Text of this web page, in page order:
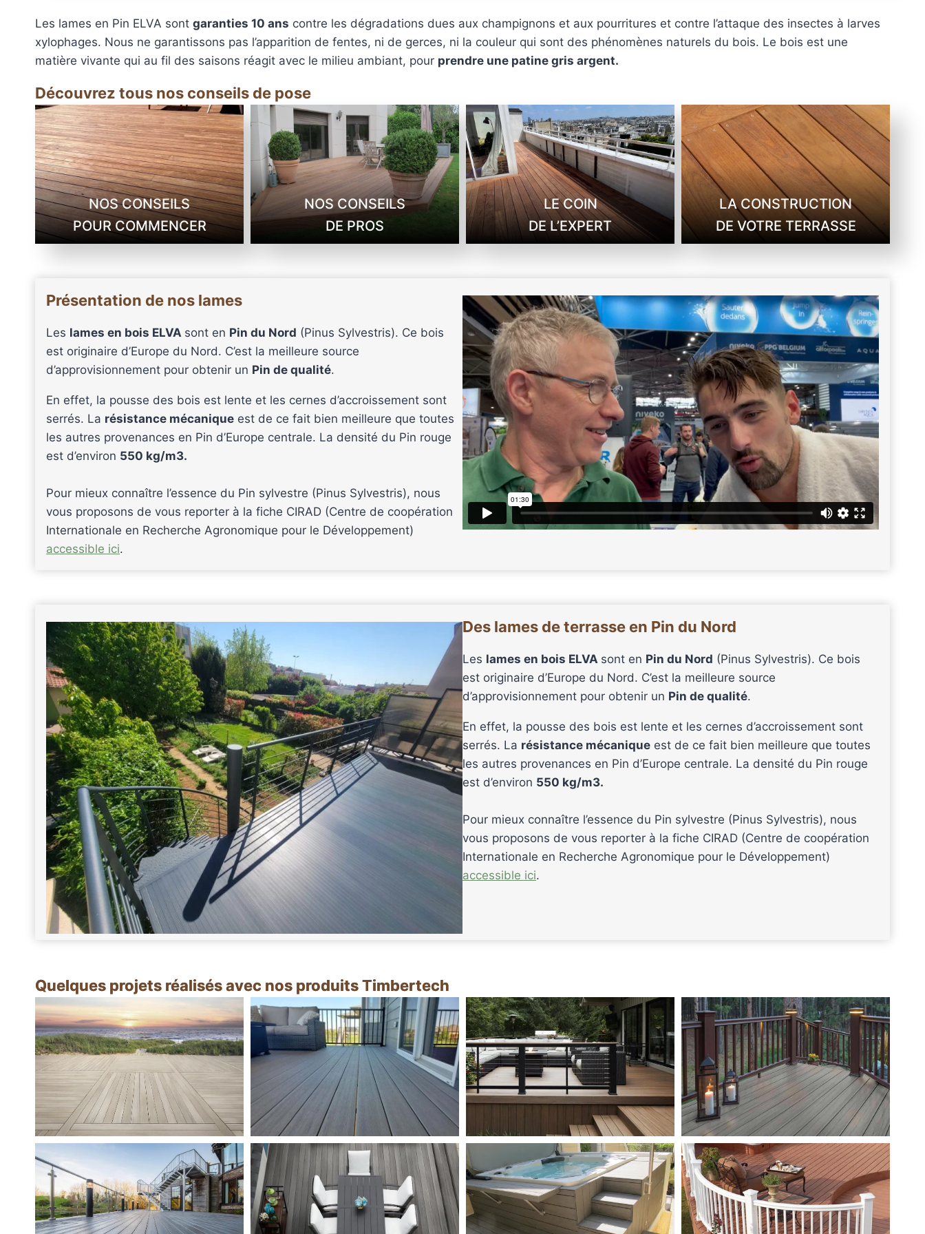
Les lames en Pin ELVA sont garanties 10 ans contre les dégradations dues aux champignons et aux pourritures et contre l’attaque des insectes à larves
xylophages. Nous ne garantissons pas l’apparition de fentes, ni de gerces, ni la couleur qui sont des phénomènes naturels du bois. Le bois est une
matière vivante qui au fil des saisons réagit avec le milieu ambiant, pour prendre une patine gris argent.
Découvrez tous nos conseils de pose
NOS CONSEILS
POUR COMMENCER
NOS CONSEILS
DE PROS
LE COIN
DE L’EXPERT
LA CONSTRUCTION
DE VOTRE TERRASSE
Présentation de nos lames
Les lames en bois ELVA sont en Pin du Nord (Pinus Sylvestris). Ce bois
est originaire d’Europe du Nord. C’est la meilleure source
d’approvisionnement pour obtenir un Pin de qualité.
En effet, la pousse des bois est lente et les cernes d’accroissement sont
serrés. La résistance mécanique est de ce fait bien meilleure que toutes
les autres provenances en Pin d’Europe centrale. La densité du Pin rouge
est d’environ 550 kg/m3.
Pour mieux connaître l’essence du Pin sylvestre (Pinus Sylvestris), nous
vous proposons de vous reporter à la fiche CIRAD (Centre de coopération
Internationale en Recherche Agronomique pour le Développement)
accessible ici.
Des lames de terrasse en Pin du Nord
Les lames en bois ELVA sont en Pin du Nord (Pinus Sylvestris). Ce bois
est originaire d’Europe du Nord. C’est la meilleure source
d’approvisionnement pour obtenir un Pin de qualité.
En effet, la pousse des bois est lente et les cernes d’accroissement sont
serrés. La résistance mécanique est de ce fait bien meilleure que toutes
les autres provenances en Pin d’Europe centrale. La densité du Pin rouge
est d’environ 550 kg/m3.
Pour mieux connaître l’essence du Pin sylvestre (Pinus Sylvestris), nous
vous proposons de vous reporter à la fiche CIRAD (Centre de coopération
Internationale en Recherche Agronomique pour le Développement)
accessible ici.
Quelques projets réalisés avec nos produits Timbertech